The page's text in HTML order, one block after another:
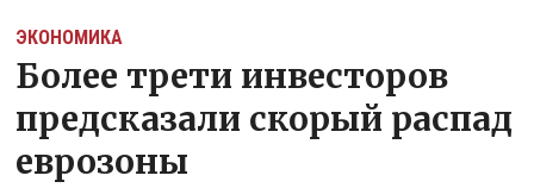
ЭКОНОМИКА
Более трети инвесторов
предсказали скорый распад
еврозоны